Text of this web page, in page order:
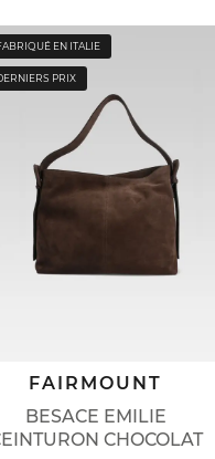
EN ITALIE
PRIX
BESACE EMILIE
CHOCOLAT
FAIRMOUNT